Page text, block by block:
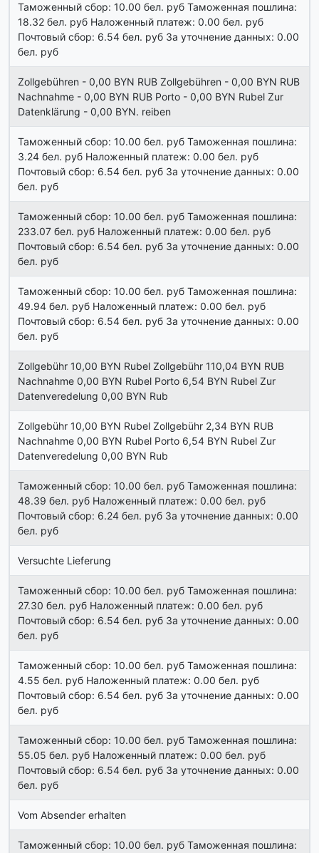
Таможенный сбор: 10.00 бел. руб Таможенная пошлина:
18.32 бел. руб Наложенный платеж: 0.00 бел. руб
Почтовый сбор: 6.54 бел. руб За уточнение данных: 0.00
бел. руб
Zollgebühren - 0,00 BYN RUB Zollgebühren - 0,00 BYN RUB
Nachnahme - 0,00 BYN RUB Porto - 0,00 BYN Rubel Zur
Datenklärung - 0,00 BYN. reiben
Таможенный сбор: 10.00 бел. руб Таможенная пошлина:
3.24 бел. руб Наложенный платеж: 0.00 бел. руб
Почтовый сбор: 6.54 бел. руб За уточнение данных: 0.00
бел. руб
Таможенный сбор: 10.00 бел. руб Таможенная пошлина:
233.07 бел. руб Наложенный платеж: 0.00 бел. руб
Почтовый сбор: 6.54 бел. руб За уточнение данных: 0.00
бел. руб
Таможенный сбор: 10.00 бел. руб Таможенная пошлина:
49.94 бел. руб Наложенный платеж: 0.00 бел. руб
Почтовый сбор: 6.54 бел. руб За уточнение данных: 0.00
бел. руб
Zollgebühr 10,00 BYN Rubel Zollgebühr 110,04 BYN RUB
Nachnahme 0,00 BYN Rubel Porto 6,54 BYN Rubel Zur
Datenveredelung 0,00 BYN Rub
Zollgebühr 10,00 BYN Rubel Zollgebühr 2,34 BYN RUB
Nachnahme 0,00 BYN Rubel Porto 6,54 BYN Rubel Zur
Datenveredelung 0,00 BYN Rub
Таможенный сбор: 10.00 бел. руб Таможенная пошлина:
48.39 бел. руб Наложенный платеж: 0.00 бел. руб
Почтовый сбор: 6.24 бел. руб За уточнение данных: 0.00
бел. руб
Versuchte Lieferung
Таможенный сбор: 10.00 бел. руб Таможенная пошлина:
27.30 бел. руб Наложенный платеж: 0.00 бел. руб
Почтовый сбор: 6.54 бел. руб За уточнение данных: 0.00
бел. руб
Таможенный сбор: 10.00 бел. руб Таможенная пошлина:
4.55 бел. руб Наложенный платеж: 0.00 бел. руб
Почтовый сбор: 6.54 бел. руб За уточнение данных: 0.00
бел. руб
Таможенный сбор: 10.00 бел. руб Таможенная пошлина:
55.05 бел. руб Наложенный платеж: 0.00 бел. руб
Почтовый сбор: 6.54 бел. руб За уточнение данных: 0.00
бел. руб
Vom Absender erhalten
Таможенный сбор: 10.00 бел. руб Таможенная пошлина: